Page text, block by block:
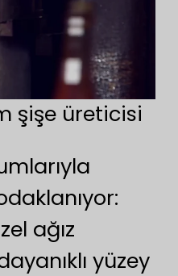
şişe üreticisi
ağız
yüzey